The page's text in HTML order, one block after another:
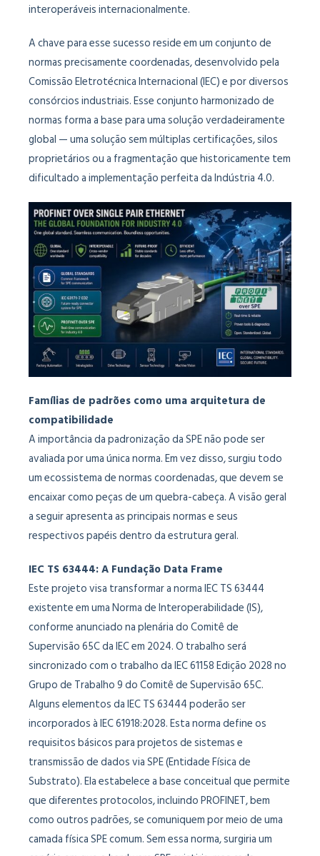
interoperáveis ​​internacionalmente.
A chave para esse sucesso reside em um conjunto de
normas precisamente coordenadas, desenvolvido pela
Comissão Eletrotécnica Internacional (IEC) e por diversos
consórcios industriais. Esse conjunto harmonizado de
normas forma a base para uma solução verdadeiramente
global — uma solução sem múltiplas certificações, silos
proprietários ou a fragmentação que historicamente tem
dificultado a implementação perfeita da Indústria 4.0.
Famílias de padrões como uma arquitetura de
compatibilidade
A importância da padronização da SPE não pode ser
avaliada por uma única norma. Em vez disso, surgiu todo
um ecossistema de normas coordenadas, que devem se
encaixar como peças de um quebra-cabeça. A visão geral
a seguir apresenta as principais normas e seus
respectivos papéis dentro da estrutura geral.
IEC TS 63444: A Fundação Data Frame
Este projeto visa transformar a norma IEC TS 63444
existente em uma Norma de Interoperabilidade (IS),
conforme anunciado na plenária do Comitê de
Supervisão 65C da IEC em 2024. O trabalho será
sincronizado com o trabalho da IEC 61158 Edição 2028 no
Grupo de Trabalho 9 do Comitê de Supervisão 65C.
Alguns elementos da IEC TS 63444 poderão ser
incorporados à IEC 61918:2028. Esta norma define os
requisitos básicos para projetos de sistemas e
transmissão de dados via SPE (Entidade Física de
Substrato). Ela estabelece a base conceitual que permite
que diferentes protocolos, incluindo PROFINET, bem
como outros padrões, se comuniquem por meio de uma
camada física SPE comum. Sem essa norma, surgiria um